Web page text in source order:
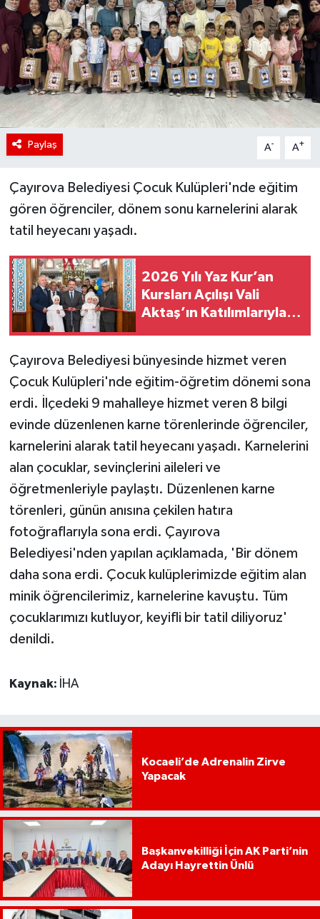
Paylaş A- A+
Çayırova Belediyesi Çocuk Kulüpleri'nde eğitim
gören öğrenciler, dönem sonu karnelerini alarak
tatil heyecanı yaşadı.
2026 Yılı Yaz Kur’an
Kursları Açılışı Vali
Aktaş’ın Katılımlarıyla
Çayırova Belediyesi bünyesinde hizmet veren
Çocuk Kulüpleri'nde eğitim-öğretim dönemi sona
erdi. İlçedeki 9 mahalleye hizmet veren 8 bilgi
evinde düzenlenen karne törenlerinde öğrenciler,
karnelerini alarak tatil heyecanı yaşadı. Karnelerini
alan çocuklar, sevinçlerini aileleri ve
öğretmenleriyle paylaştı. Düzenlenen karne
törenleri, günün anısına çekilen hatıra
fotoğraflarıyla sona erdi. Çayırova
Belediyesi'nden yapılan açıklamada, 'Bir dönem
daha sona erdi. Çocuk kulüplerimizde eğitim alan
minik öğrencilerimiz, karnelerine kavuştu. Tüm
çocuklarımızı kutluyor, keyifli bir tatil diliyoruz'
denildi.
Kaynak: İHA
Kocaeli’de Adrenalin Zirve
Yapacak
Başkanvekilliği İçin AK Parti’nin
Adayı Hayrettin Ünlü